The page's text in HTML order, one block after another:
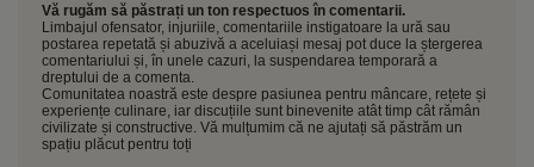
Vă rugăm să păstrați un ton respectuos în comentarii.
Limbajul ofensator, injuriile, comentariile instigatoare la ură sau
postarea repetată și abuzivă a aceluiași mesaj pot duce la ștergerea
comentariului și, în unele cazuri, la suspendarea temporară a
dreptului de a comenta.
Comunitatea noastră este despre pasiunea pentru mâncare, rețete și
experiențe culinare, iar discuțiile sunt binevenite atât timp cât rămân
civilizate și constructive. Vă mulțumim că ne ajutați să păstrăm un
spațiu plăcut pentru toți